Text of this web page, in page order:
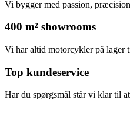
Vi bygger med passion,
400 m² showrooms
Vi har altid motorcykler på lager
Top kundeservice
Har du spørgsmål står vi klar til